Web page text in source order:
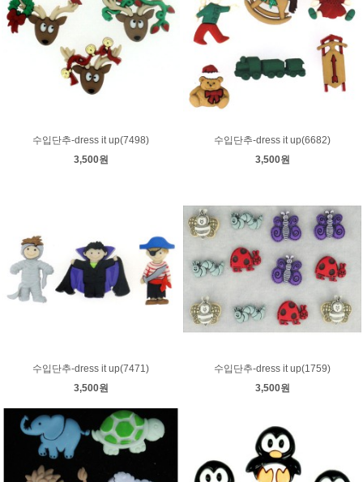
수입단추-dress it up(7498)
3,500원
수입단추-dress it up(6682)
3,500원
수입단추-dress it up(7471)
3,500원
수입단추-dress it up(1759)
3,500원